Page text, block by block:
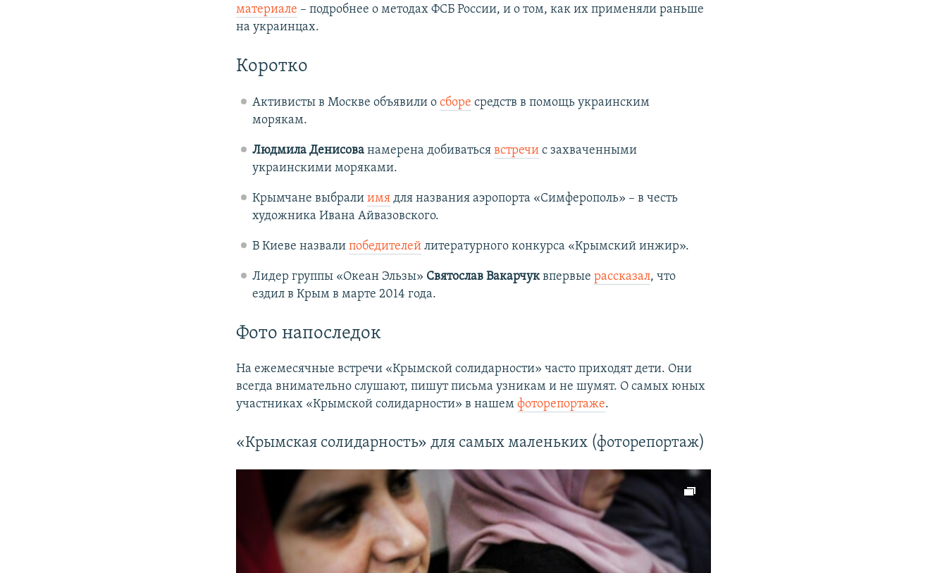
материале – подробнее о методах ФСБ России, и о том, как их применяли раньше
на украинцах.
Коротко
Активисты в Москве объявили о сборе средств в помощь украинским
морякам.
Людмила Денисова намерена добиваться встречис захваченными
украинскими моряками.
Крымчане выбрали имядля названия аэропорта «Симферополь» – в честь
художника Ивана Айвазовского.
В Киеве назвали победителейлитературного конкурса «Крымский инжир».
Лидер группы «Океан Эльзы» Святослав Вакарчуквпервые рассказал, что
ездил в Крым в марте 2014 года.
Фото напоследок
На ежемесячные встречи «Крымской солидарности» часто приходят дети. Они
всегда внимательно слушают, пишут письма узникам и не шумят. О самых юных
участниках «Крымской солидарности» в нашемфоторепортаже.
«Крымская солидарность» для самых маленьких (фоторепортаж)